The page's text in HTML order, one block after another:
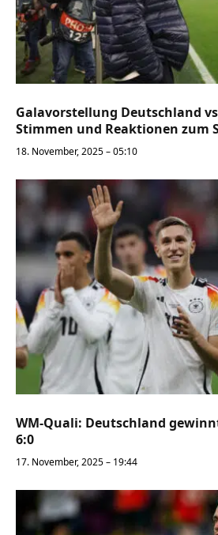
Galavorstellung Deutschland
Stimmen und Reaktionen zum
18. November, 2025 – 05:10
WM-Quali: Deutschland
6:0
17. November, 2025 – 19:44